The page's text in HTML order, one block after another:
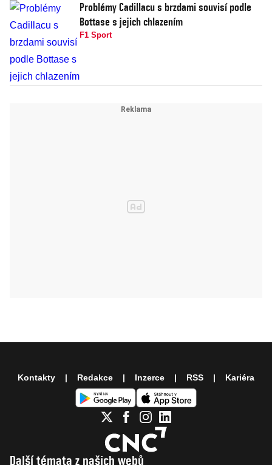
Problémy Cadillacu s brzdami souvisí podle
Bottase s jejich chlazením
F1 Sport
Další témata z našich webů
Kontakty Redakce Inzerce RSS Kariéra